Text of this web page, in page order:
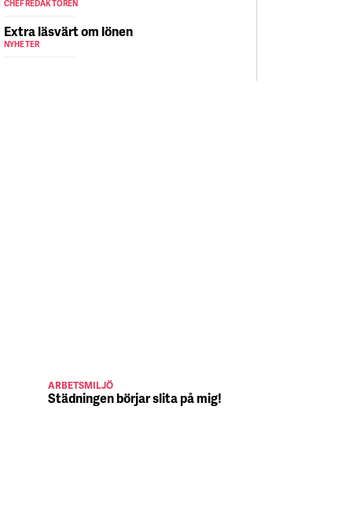
CHEFREDAKTÖREN
Extra läsvärt om lönen
NYHETER
ARBETSMILJÖ
Städningen börjar slita på mig!